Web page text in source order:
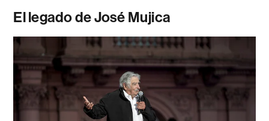
El legado de José Mujica